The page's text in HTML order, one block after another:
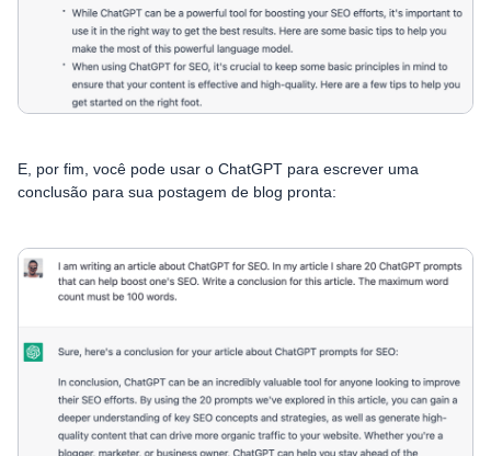
E, por fim, você pode usar o ChatGPT para escrever uma
conclusão para sua postagem de blog pronta: